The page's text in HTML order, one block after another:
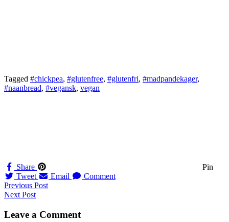
Tagged #chickpea, #glutenfree, #glutenfri, #madpandekager,
#naanbread, #vegansk, vegan
Share
Pin
Tweet
Email Comment
Navigation
til
indlæg
Previous Post
Next Post
Leave a Comment